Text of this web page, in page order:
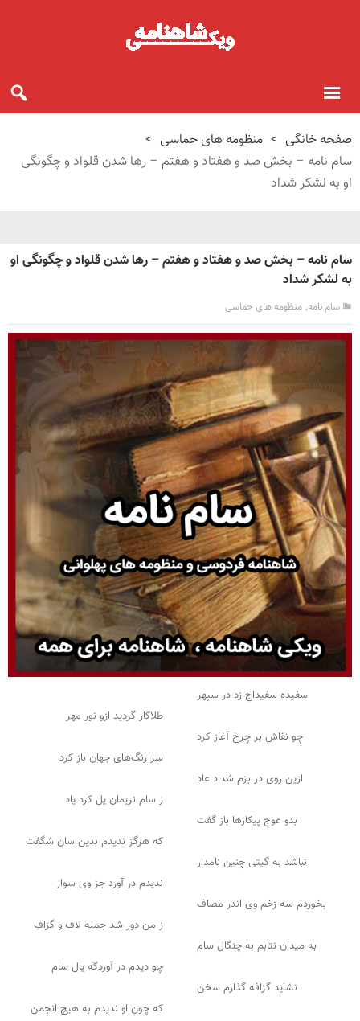
صفحه خانگی > منظومه های حماسی >
سام نامه – بخش صد و هفتاد و هفتم – رها شدن قلواد و چگونگی
او به لشکر شداد
سام نامه – بخش صد و هفتاد و هفتم – رها شدن قلواد و چگونگی او
به لشکر شداد
سام نامه, منظومه های حماسی
سفیده سفیداج زد در سپهر
طلاکار گردید ازو نور مهر
چو نقاش بر چرخ آغاز کرد
سر رنگ‌های جهان باز کرد
ازین روی در بزم شداد عاد
ز سام نریمان یل کرد یاد
بدو عوج پیکارها باز گفت
که هرگز ندیدم بدین سان شگفت
نباشد به گیتی چنین نامدار
ندیدم در آورد جز وی سوار
بخوردم سه زخم وی اندر مصاف
ز من دور شد جمله لاف و گزاف
به میدان نتابم به چنگال سام
چو دیدم در آوردگه یال سام
نشاید گزافه گذارم سخن
که چون او ندیدم به هیچ انجمن